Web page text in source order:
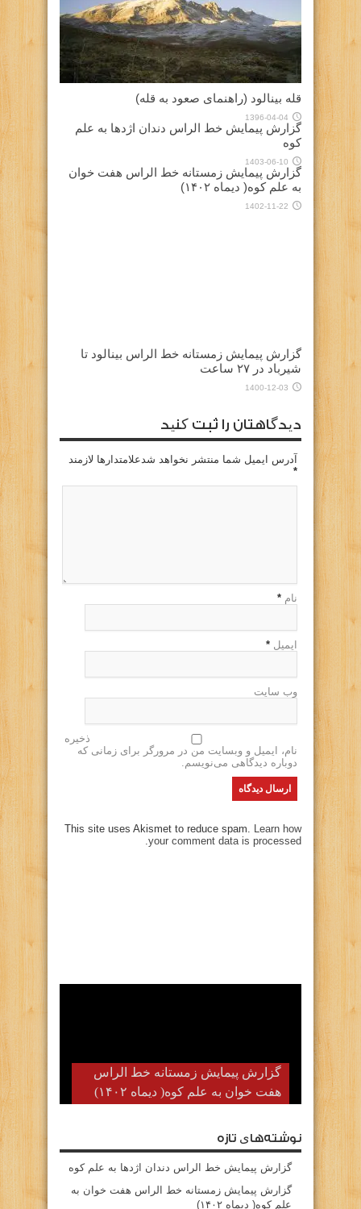
قله بینالود (راهنمای صعود به قله)
1396-04-04
گزارش پیمایش خط الراس دندان اژدها به علم
کوه
1403-06-10
گزارش پیمایش زمستانه خط الراس هفت خوان
به علم کوه( دیماه ۱۴۰۲)
1402-11-22
گزارش پیمایش زمستانه خط الراس بینالود تا
شیرباد در ۲۷ ساعت
1400-12-03
دیدگاهتان را ثبت کنید
آدرس ایمیل شما منتشر نخواهد شدعلامتدارها لازمند
*
نام *
ایمیل *
وب سایت
ذخیره
نام، ایمیل و وبسایت من در مرورگر برای زمانی که
دوباره دیدگاهی می‌نویسم.
This site uses Akismet to reduce spam. Learn how
your comment data is processed.
گزارش پیمایش زمستانه خط الراس
هفت خوان به علم کوه( دیماه ۱۴۰۲)
نوشته‌های تازه
گزارش پیمایش خط الراس دندان اژدها به علم کوه
گزارش پیمایش زمستانه خط الراس هفت خوان به
علم کوه( دیماه ۱۴۰۲)